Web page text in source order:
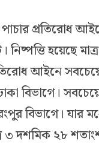
প্রতিরোধ
নিষ্পত্তি হয়েছে
আইনে
বিভাগে।
বিভাগে। যার
৩ দশমিক ২৮